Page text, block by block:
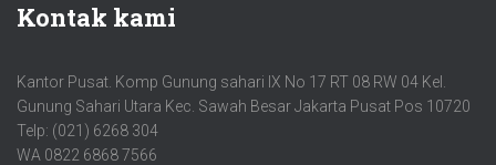
Kontak kami
Kantor Pusat. Komp Gunung sahari IX No 17 RT 08 RW 04 Kel.
Gunung Sahari Utara Kec. Sawah Besar Jakarta Pusat Pos 10720
Telp: (021) 6268 304
WA 0822 6868 7566